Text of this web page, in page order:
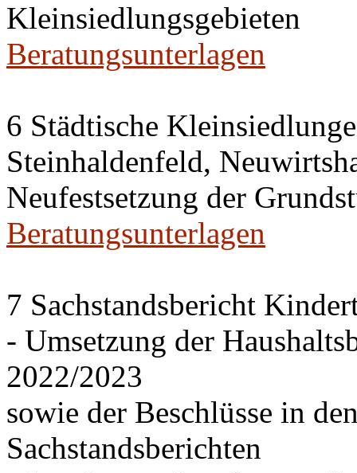
Kleinsiedlungsgebieten
Beratungsunterlagen
6 Städtische
Steinhaldenfeld,
Neufestsetzung der
Beratungsunterlagen
7 Sachstandsbericht
- Umsetzung der
2022/2023
sowie der Beschlüsse in
Sachstandsberichten